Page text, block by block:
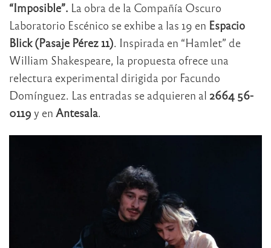
“Imposible”. La obra de la Compañía Oscuro
Laboratorio Escénico se exhibe a las 19 en Espacio
Blick (Pasaje Pérez 11). Inspirada en “Hamlet” de
William Shakespeare, la propuesta ofrece una
relectura experimental dirigida por Facundo
Domínguez. Las entradas se adquieren al 2664 56-
0119 y en Antesala.